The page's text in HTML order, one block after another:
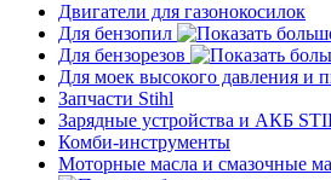
Двигатели для газонокосилок
Для бензопил
Для бензорезов
Для моек высокого давления и
Запчасти Stihl
Зарядные устройства и АКБ
Комби-инструменты
Моторные масла и смазочные